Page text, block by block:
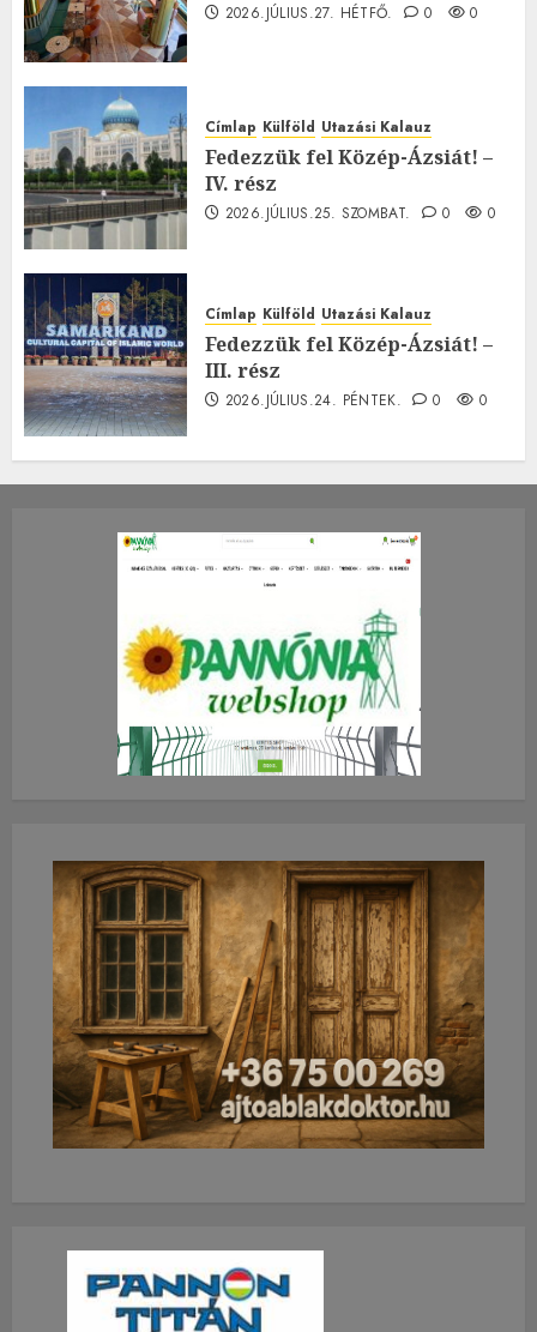
2026.JÚLIUS.27. HÉTFŐ. 0 0
Címlap Külföld Utazási Kalauz
Fedezzük fel Közép-Ázsiát! –
IV. rész
2026.JÚLIUS.25. SZOMBAT. 0 0
Címlap Külföld Utazási Kalauz
Fedezzük fel Közép-Ázsiát! –
III. rész
2026.JÚLIUS.24. PÉNTEK. 0 0